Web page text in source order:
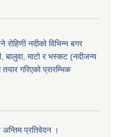
रोहिणी नदीको विभिन्न बगर
बालुवा, माटो र भस्कट (नदीजन्य
गरिएको प्रारम्भिक
अन्तिम प्रतिवेदन ।